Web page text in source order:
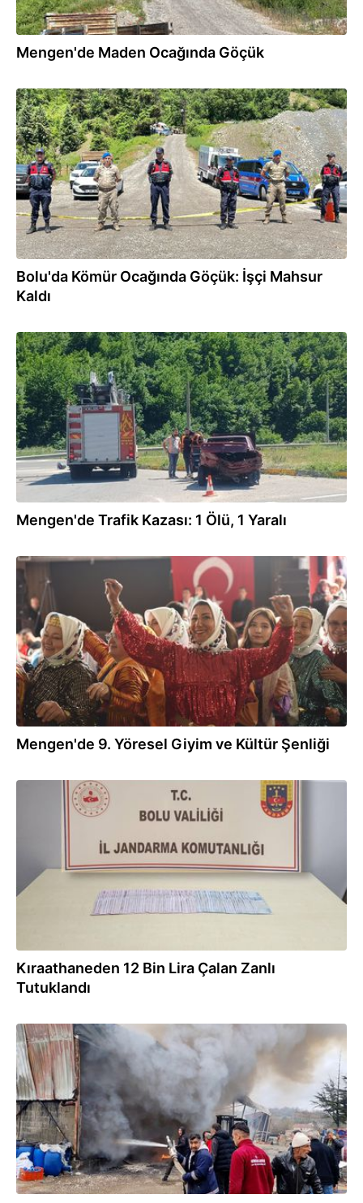
Mengen'de Maden Ocağında Göçük
17.06.2026
Bolu'da Kömür Ocağında Göçük: İşçi Mahsur
Kaldı
12.06.2026
Mengen'de Trafik Kazası: 1 Ölü, 1 Yaralı
Mengen'de 9. Yöresel Giyim ve Kültür Şenliği
28.05.2026
Kıraathaneden 12 Bin Lira Çalan Zanlı
Tutuklandı
25.03.2026